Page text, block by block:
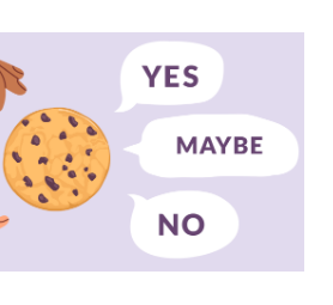
Exercise your rights!
Soutenez-nous !
Adhésion
Dons
Tax deductability